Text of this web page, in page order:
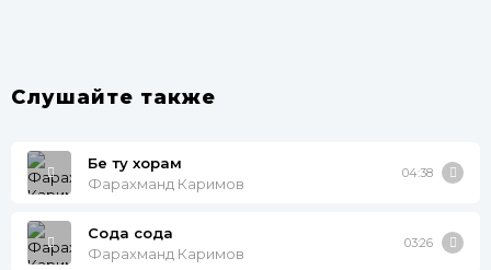
Слушайте также
Бе ту хорам
Фарахманд Каримов
04:38
Сода сода
Фарахманд Каримов
03:26